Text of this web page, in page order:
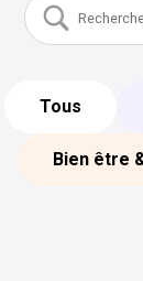
Tous
Bien être